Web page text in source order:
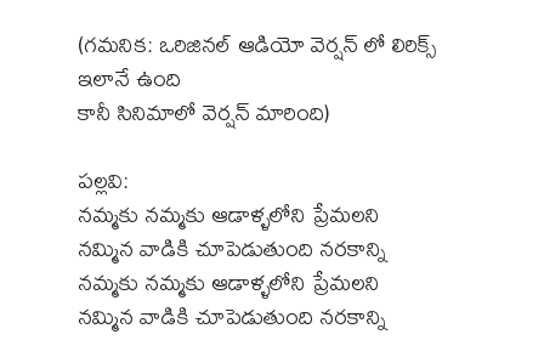
(గమనిక: ఒరిజినల్ ఆడియో వెర్షన్ లో లిరిక్స్
ఇలానే ఉంది
కానీ సినిమాలో వెర్షన్ మారింది)
పల్లవి:
నమ్మకు నమ్మకు ఆడాళ్ళలోని ప్రేమలని
నమ్మిన వాడికి చూపెడుతుంది నరకాన్ని
నమ్మకు నమ్మకు ఆడాళ్ళలోని ప్రేమలని
నమ్మిన వాడికి చూపెడుతుంది నరకాన్ని